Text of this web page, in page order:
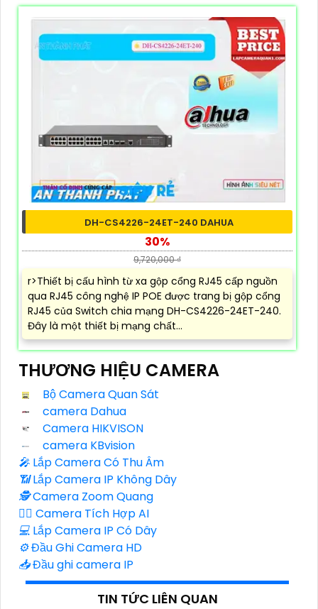
DH-CS4226-24ET-240 DAHUA
30%
9,720,000 ₫
r>Thiết bị cấu hình từ xa gộp cổng RJ45 cấp nguồn
qua RJ45 công nghệ IP POE được trang bị gộp cổng
RJ45 của Switch chia mạng DH-CS4226-24ET-240.
Đây là một thiết bị mạng chất...
THƯƠNG HIỆU CAMERA
Bộ Camera Quan Sát
camera Dahua
Camera HIKVISON
camera KBvision
️🎤️ Lắp Camera Có Thu Âm
📶Lắp Camera IP Không Dây
🕵️Camera Zoom Quang
🧛‍♀️ Camera Tích Hợp AI
💻 Lắp Camera IP Có Dây
⚙️Đầu Ghi Camera HD
📥Đầu ghi camera IP
TIN TỨC LIÊN QUAN